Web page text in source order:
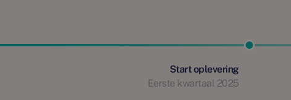
Start oplevering
Eerste kwartaal 2025